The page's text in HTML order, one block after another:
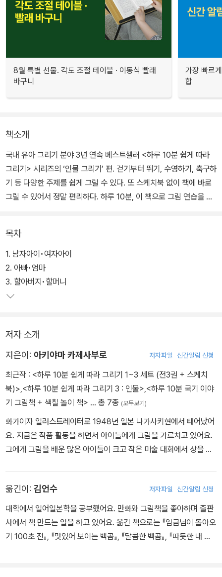
8월 특별 선물. 각도 조절 테이블 · 이동식 빨래
바구니
가장 빠르
합
책소개
국내 유아 그리기 분야 3년 연속 베스트셀러 <하루 10분 쉽게 따라
그리기> 시리즈의 ‘인물 그리기’ 편. 걷기부터 뛰기, 수영하기, 축구하
기 등 다양한 주제를 쉽게 그릴 수 있다. 또 스케치북 없이 책에 바로
그릴 수 있어서 정말 편리하다. 하루 10분, 이 책으로 그림 연습을 해
목차
1. 남자아이•여자아이
2. 아빠•엄마
3. 할아버지•할머니
저자 소개
지은이: 아키야마 카제사부로 저자파일 신간알림 신청
최근작 : <하루 10분 쉽게 따라 그리기 1~3 세트 (전3권 + 스케치
북)>,<하루 10분 쉽게 따라 그리기 3 : 인물>,<하루 10분 국기 이야
기 그림책 + 색칠 놀이 책> … 총 7종 (모두보기)
화가이자 일러스트레이터로 1948년 일본 나가사키현에서 태어났어
요. 지금은 작품 활동을 하면서 아이들에게 그림을 가르치고 있어요.
그에게 그림을 배운 많은 아이들이 크고 작은 미술 대회에서 상을 받
트셀러로, 국내에서도 많은 사랑을 받고 있어요.
옮긴이: 김언수 저자파일 신간알림 신청
대학에서 일어일본학을 공부했어요. 만화와 그림책을 좋아하며 출판
사에서 책 만드는 일을 하고 있어요. 옮긴 책으로는 『임금님이 돌아오
기 100초 전』, 『맛있어 보이는 백곰』, 『달콤한 백곰』, 『따듯한 내 친